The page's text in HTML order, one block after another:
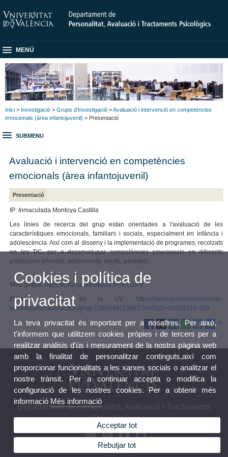
MENÚ
Inici > Investigació > Grups d'Investigació >Avaluació i intervenció en competències
emocionals (àrea infantojuvenil) > Presentació
SUBMENU
Avaluació i intervenció en competències
emocionals (àrea infantojuvenil)
Presentació
IP: Inmaculada Montoya Castilla
Les línies de recerca del grup estan orientades a l'avaluació de les
característiques emocionals, familiars i socials, especialment en infància i
adolescència. Així com al disseny i la implementació de programes, recolzats
en les TIC, per a desenvolupar competències emocionals en diferents
poblacions (menuts, adolescents, adults, parelles).
Web propia:https://educandoenemociones.com/​
Enllaç al grup en la UV:
https://www.uv.es/uvweb/servei-
investigacio/ca/educacio/grup-1285949713867.html?p2=GIUV2016-293
Departament de Personalitat, Avaluació i Tractaments
Psicològics
Cookies i política de
privacitat
La teva privacitat és important per a nosaltres. Per això,
t'informem que utilitzem cookies pròpies i de tercers per a
realitzar anàlisis d'ús i mesurament de la nostra pàgina web
amb la finalitat de personalitzar continguts,així com
proporcionar funcionalitats a les xarxes socials o analitzar el
nostre trànsit. Per a continuar accepta o modifica la
configuració de les nostres cookies. Per a obtenir més
informació Més informació
Acceptar tot
Rebutjar tot